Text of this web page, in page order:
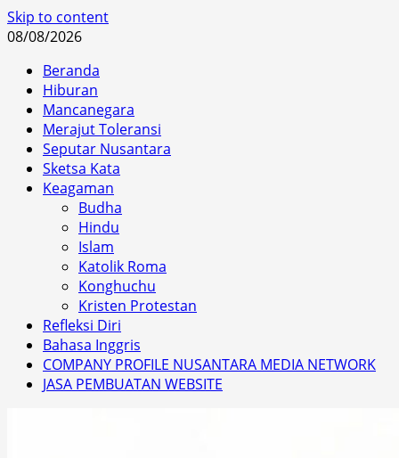
Skip to content
08/08/2026
Beranda
Hiburan
Mancanegara
Merajut Toleransi
Seputar Nusantara
Sketsa Kata
Keagaman
Budha
Hindu
Islam
Katolik Roma
Konghuchu
Kristen Protestan
Refleksi Diri
Bahasa Inggris
COMPANY PROFILE NUSANTARA MEDIA NETWORK
JASA PEMBUATAN WEBSITE